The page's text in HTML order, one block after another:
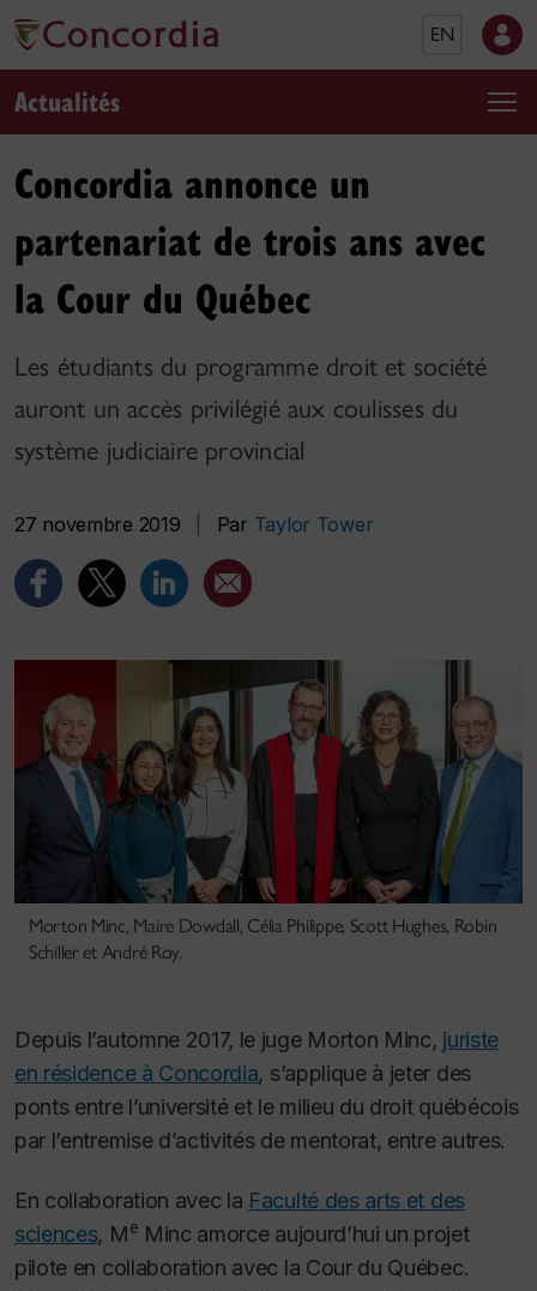
EN
Actualités
Concordia annonce un
partenariat de trois ans avec
la Cour du Québec
Les étudiants du programme droit et société
auront un accès privilégié aux coulisses du
système judiciaire provincial
27 novembre 2019 Par Taylor Tower
Morton Minc, Maire Dowdall, Célia Philippe, Scott Hughes, Robin
Schiller et André Roy.
Depuis l’automne 2017, le juge Morton Minc, juriste
en résidence à Concordia, s’applique à jeter des
ponts entre l’université et le milieu du droit québécois
par l’entremise d’activités de mentorat, entre autres.
En collaboration avec la Faculté des arts et des
sciences, Me Minc amorce aujourd’hui un projet
pilote en collaboration avec la Cour du Québec.